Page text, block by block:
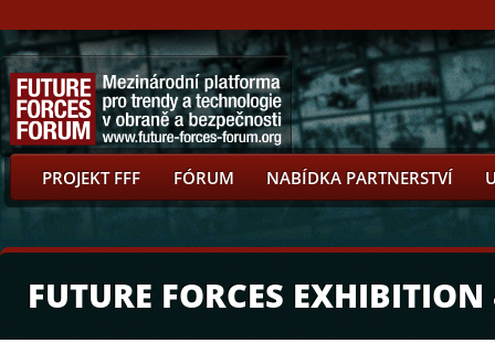
PROJEKT FFF FÓRUM NABÍDKA PARTNERSTVÍ
FUTURE FORCES